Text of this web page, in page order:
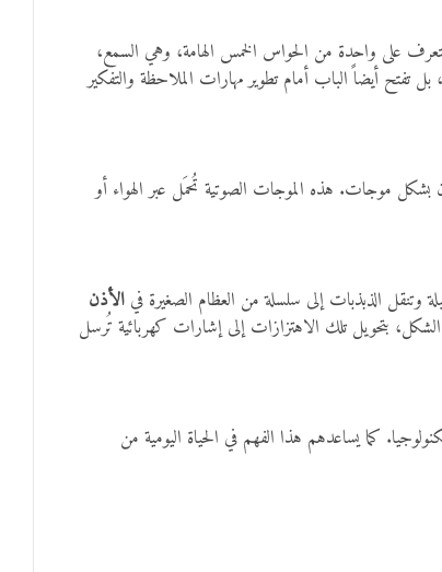
على واحدة من الحواس الخمس الهامة، وهي السمع،
تفتح أيضاً الباب أمام تطوير مهارات الملاحظة والتفكير
بشكل موجات. هذه الموجات الصوتية تُحمَل عبر الهواء أو
وتنقل الذبذبات إلى سلسلة من العظام الصغيرة في الأذن
بتحويل تلك الاهتزازات إلى إشارات كهربائية تُرسل
كما يساعدهم هذا الفهم في الحياة اليومية من